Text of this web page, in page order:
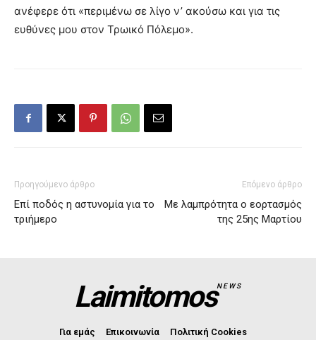
ανέφερε ότι «περιμένω σε λίγο ν’ ακούσω και για τις
ευθύνες μου στον Τρωικό Πόλεμο».
Προηγούμενο άρθρο
Επί ποδός η αστυνομία για το
τριήμερο
Επόμενο άρθρο
Με λαμπρότητα ο εορτασμός
της 25ης Μαρτίου
LaimitomosNEWS
Για εμάς Επικοινωνία
Πολιτική Cookies